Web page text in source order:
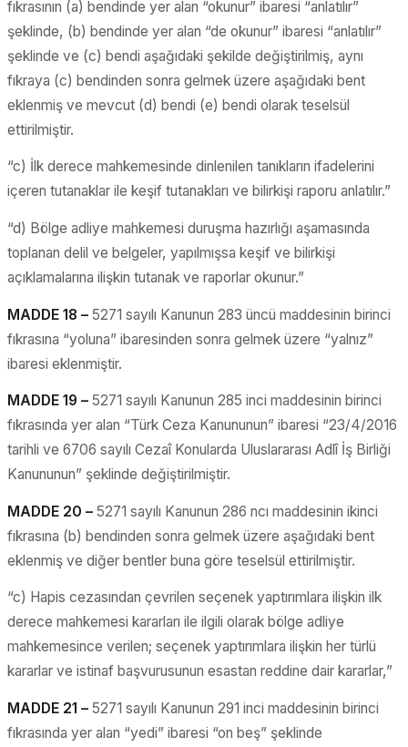
fıkrasının (a) bendinde yer alan “okunur” ibaresi “anlatılır”
şeklinde, (b) bendinde yer alan “de okunur” ibaresi “anlatılır”
şeklinde ve (c) bendi aşağıdaki şekilde değiştirilmiş, aynı
fıkraya (c) bendinden sonra gelmek üzere aşağıdaki bent
eklenmiş ve mevcut (d) bendi (e) bendi olarak teselsül
ettirilmiştir.
“c) İlk derece mahkemesinde dinlenilen tanıkların ifadelerini
içeren tutanaklar ile keşif tutanakları ve bilirkişi raporu anlatılır.”
“d) Bölge adliye mahkemesi duruşma hazırlığı aşamasında
toplanan delil ve belgeler, yapılmışsa keşif ve bilirkişi
açıklamalarına ilişkin tutanak ve raporlar okunur.”
MADDE 18 – 5271 sayılı Kanunun 283 üncü maddesinin birinci
fıkrasına “yoluna” ibaresinden sonra gelmek üzere “yalnız”
ibaresi eklenmiştir.
MADDE 19 – 5271 sayılı Kanunun 285 inci maddesinin birinci
fıkrasında yer alan “Türk Ceza Kanununun” ibaresi “23/4/2016
tarihli ve 6706 sayılı Cezaî Konularda Uluslararası Adlî İş Birliği
Kanununun” şeklinde değiştirilmiştir.
MADDE 20 – 5271 sayılı Kanunun 286 ncı maddesinin ikinci
fıkrasına (b) bendinden sonra gelmek üzere aşağıdaki bent
eklenmiş ve diğer bentler buna göre teselsül ettirilmiştir.
“c) Hapis cezasından çevrilen seçenek yaptırımlara ilişkin ilk
derece mahkemesi kararları ile ilgili olarak bölge adliye
mahkemesince verilen; seçenek yaptırımlara ilişkin her türlü
kararlar ve istinaf başvurusunun esastan reddine dair kararlar,”
MADDE 21 – 5271 sayılı Kanunun 291 inci maddesinin birinci
fıkrasında yer alan “yedi” ibaresi “on beş” şeklinde